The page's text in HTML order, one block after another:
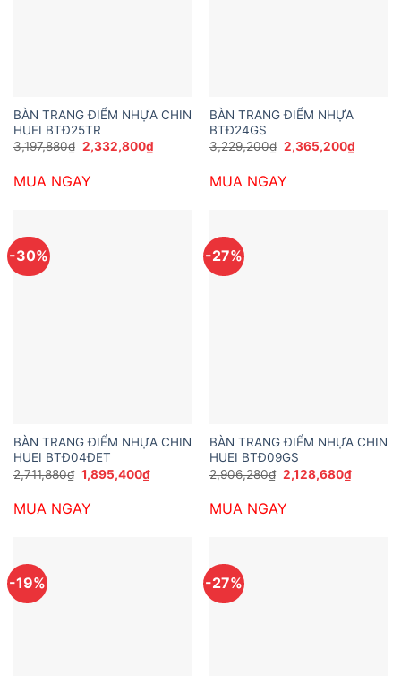
BÀN TRANG ĐIỂM NHỰA CHIN
HUEI BTĐ25TR
3,197,880₫ Giá
gốc
3,197,880₫.
2,332,800₫Giá
hiện
MUA NGAY
BÀN TRANG ĐIỂM NHỰA
BTĐ24GS
3,229,200₫ Giá
gốc
3,229,200₫.
2,365,200₫Giá
hiện
MUA NGAY
-30%
BÀN TRANG ĐIỂM NHỰA CHIN
HUEI BTĐ04ĐET
2,711,880₫ Giá
gốc
2,711,880₫.
1,895,400₫Giá
hiện
MUA NGAY
-27%
BÀN TRANG ĐIỂM NHỰA CHIN
HUEI BTĐ09GS
2,906,280₫ Giá
gốc
2,906,280₫.
2,128,680₫Giá
hiện
MUA NGAY
-19% -27%